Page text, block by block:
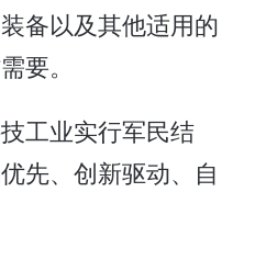
备以及其他适用的
要。
工业实行军民结
先、创新驱动、自